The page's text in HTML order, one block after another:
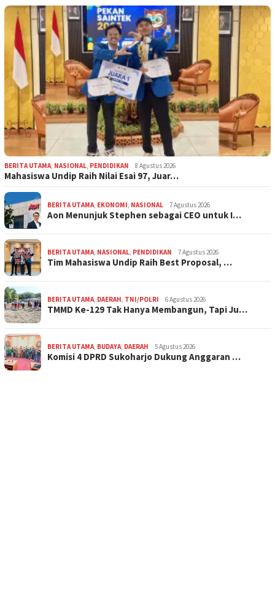
BERITA UTAMA, NASIONAL, PENDIDIKAN 8 Agustus 2026
Mahasiswa Undip Raih Nilai Esai 97, Juar…
BERITA UTAMA, EKONOMI, NASIONAL 7 Agustus 2026
Aon Menunjuk Stephen sebagai CEO untuk I…
BERITA UTAMA, NASIONAL, PENDIDIKAN 7 Agustus 2026
Tim Mahasiswa Undip Raih Best Proposal, …
BERITA UTAMA, DAERAH, TNI/POLRI 6 Agustus 2026
TMMD Ke-129 Tak Hanya Membangun, Tapi Ju…
BERITA UTAMA, BUDAYA, DAERAH 5 Agustus 2026
Komisi 4 DPRD Sukoharjo Dukung Anggaran …